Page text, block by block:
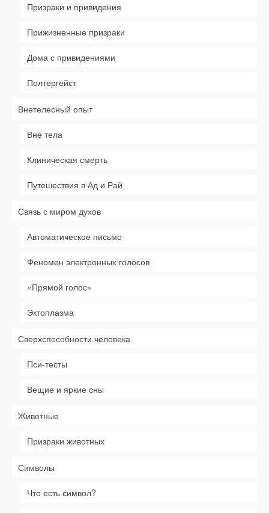
Призраки и привидения
Прижизненные призраки
Дома с привидениями
Полтергейст
Внетелесный опыт
Вне тела
Клиническая смерть
Путешествия в Ад и Рай
Связь с миром духов
Автоматическое письмо
Феномен электронных голосов
«Прямой голос»
Эктоплазма
Сверхспособности человека
Пси-тесты
Вещие и яркие сны
Животные
Призраки животных
Символы
Что есть символ?